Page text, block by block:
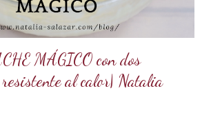
MÁGICO con dos
al calor| Natalia